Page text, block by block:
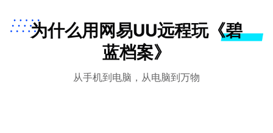
为什么用网易UU远程玩《碧
蓝档案》
从手机到电脑，从电脑到万物